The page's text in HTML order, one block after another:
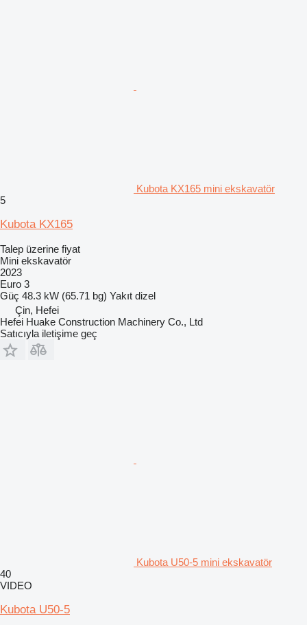
Kubota KX165 mini ekskavatör
5
Kubota KX165
Talep üzerine fiyat
Mini ekskavatör
2023
Euro 3
Güç 48.3 kW (65.71 bg) Yakıt dizel
Çin, Hefei
Hefei Huake Construction Machinery Co., Ltd
Satıcıyla iletişime geç
Kubota U50-5 mini ekskavatör
40
VIDEO
Kubota U50-5